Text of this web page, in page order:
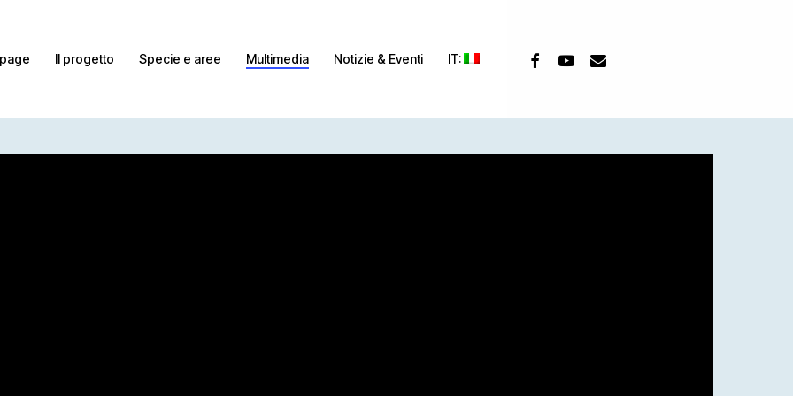
Il progetto Specie e aree Multimedia Notizie & Eventi IT: facebookyoutubeemail